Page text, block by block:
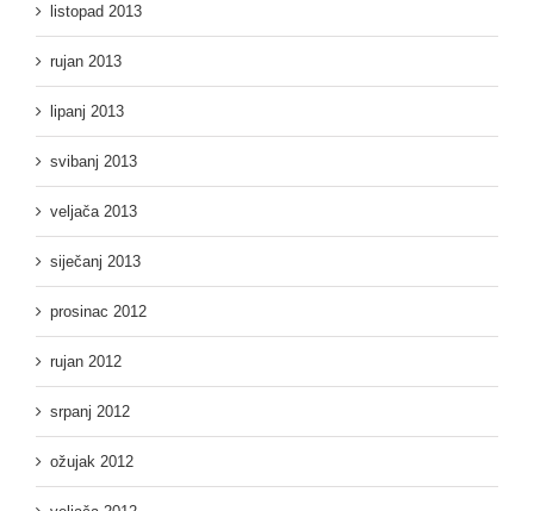
listopad 2013
rujan 2013
lipanj 2013
svibanj 2013
veljača 2013
siječanj 2013
prosinac 2012
rujan 2012
srpanj 2012
ožujak 2012